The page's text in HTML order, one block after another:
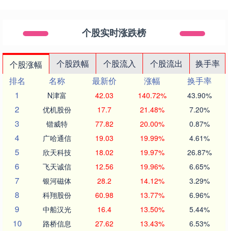
个股实时涨跌榜
个股涨幅 个股跌幅 个股流入 个股流出
换手率
排名
名称 最新价 涨幅
换手率
1
N津富 42.03 140.72% 43.90%
2 优机股份 17.7 21.48% 7.20%
3 锴威特 77.82 20.00% 0.87%
4 广哈通信 19.03 19.99% 4.61%
5 欣天科技 18.02 19.97% 26.87%
6 飞天诚信 12.56 19.96% 6.65%
7 银河磁体 28.2 14.12% 3.29%
8 科翔股份 60.98 13.77% 6.96%
9 中船汉光 16.4 13.50% 5.44%
10 路桥信息 27.62 13.43% 6.53%